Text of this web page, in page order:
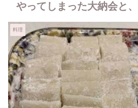
やってしまった大納会と
料理